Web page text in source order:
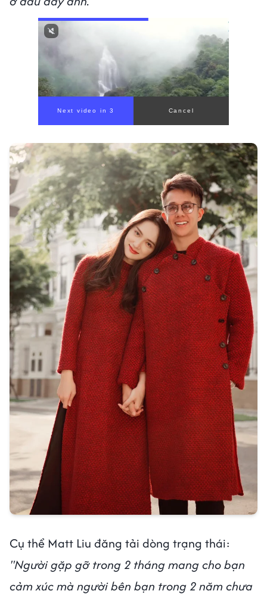
Cụ thể Matt Liu đăng tải dòng trạng thái:
"Người gặp gỡ trong 2 tháng mang cho bạn
cảm xúc mà người bên bạn trong 2 năm chưa